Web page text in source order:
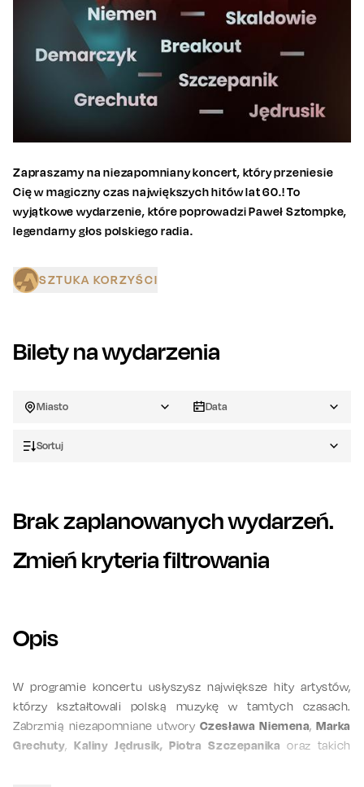
Zapraszamy na niezapomniany koncert, który przeniesie
Cię w magiczny czas największych hitów lat 60.! To
wyjątkowe wydarzenie, które poprowadzi Paweł Sztompke,
legendarny głos polskiego radia.
SZTUKA KORZYŚCI
Bilety na wydarzenia
Miasto Data
Sortuj
Brak zaplanowanych wydarzeń.
Zmień kryteria filtrowania
Opis
W programie koncertu usłyszysz największe hity artystów,
którzy kształtowali polską muzykę w tamtych czasach.
Zabrzmią niezapomniane utwory Czesława Niemena,Marka
Grechuty, Kaliny Jędrusik, Piotra Szczepanika oraz takich